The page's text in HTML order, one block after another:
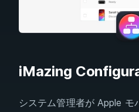
iMazing
システム管理者が Apple モ